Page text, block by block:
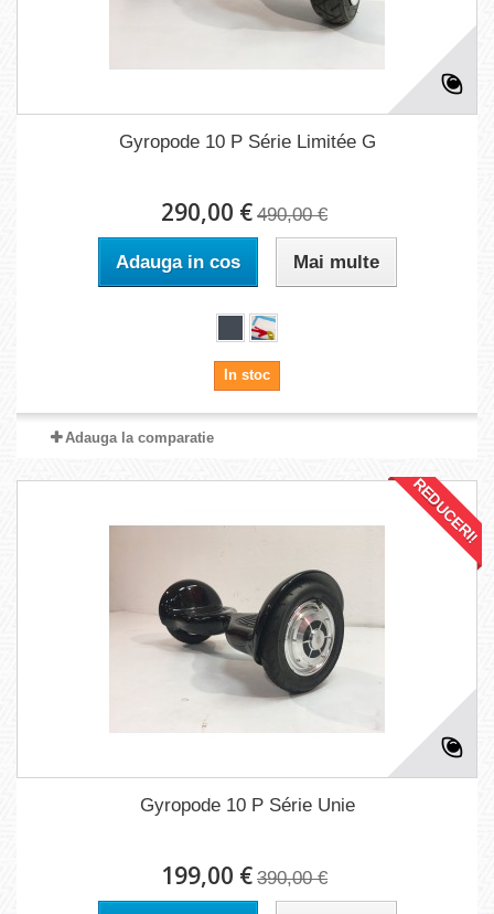
Gyropode 10 P Série Limitée G
290,00 € 490,00 €
Adauga in cos Mai multe
In stoc
Adauga la comparatie
REDUCERI!
Gyropode 10 P Série Unie
199,00 € 390,00 €